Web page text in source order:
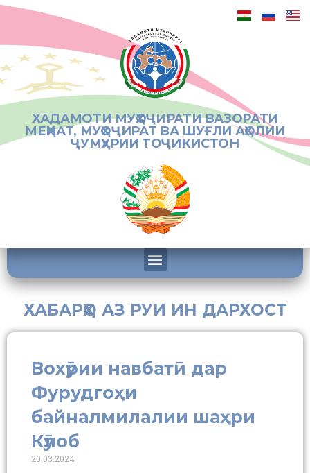
ХАДАМОТИ МУҲОҶИРАТИ ВАЗОРАТИ
МЕҲНАТ, МУҲОҶИРАТ ВА ШУҒЛИ АҲОЛИИ
ҶУМҲУРИИ ТОҶИКИСТОН
ХАБАРҲО АЗ РУИ ИН ДАРХОСТ
Вохӯрии навбатӣ дар
Фурудгоҳи
байналмилалии шаҳри
Кӯлоб
20.03.2024